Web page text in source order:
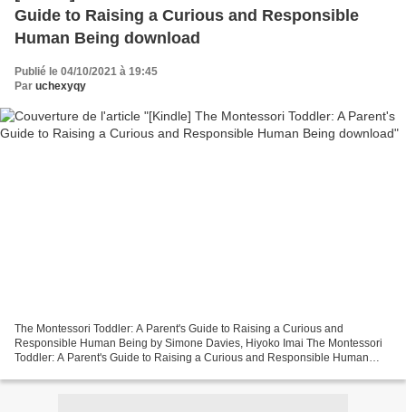
Guide to Raising a Curious and Responsible
Human Being download
Publié le 04/10/2021 à 19:45
Par uchexyqy
The Montessori Toddler: A Parent's Guide to Raising a Curious and
Responsible Human Being by Simone Davies, Hiyoko Imai The Montessori
Toddler: A Parent's Guide to Raising a Curious and Responsible Human